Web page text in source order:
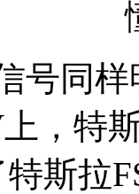
号同
，特
特斯拉